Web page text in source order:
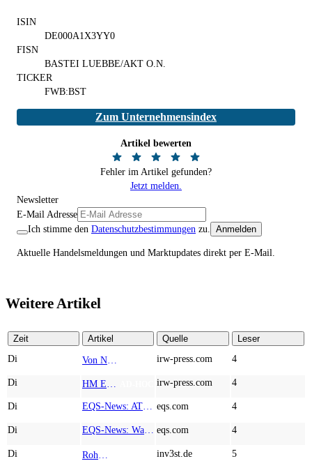
ISIN
DE000A1X3YY0
FISN
BASTEI LUEBBE/AKT O.N.
TICKER
FWB:BST
Zum Unternehmensindex
Artikel bewerten
Fehler im Artikel gefunden?
Jetzt melden.
Newsletter
E-Mail Adresse
Ich stimme den Datenschutzbestimmungen zu. Anmelden
Aktuelle Handelsmeldungen und Marktupdates direkt per E-Mail.
Weitere Artikel
Zeit Artikel Quelle
Leser
Di
irw-press.com 4
Di irw-press.com 4
Di eqs.com 4
Di eqs.com 4
Di inv3st.de 5